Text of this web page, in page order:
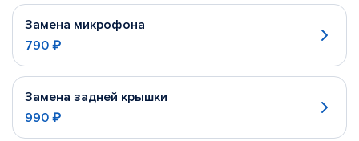
Замена микрофона
790 ₽
Замена задней крышки
990 ₽